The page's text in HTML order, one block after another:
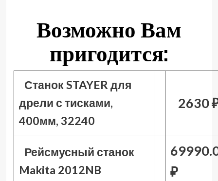
Возможно Вам
пригодится:
Станок STAYER для
дрели с тисками,
400мм, 32240
2630
Рейсмусный станок
Makita 2012NB
₽